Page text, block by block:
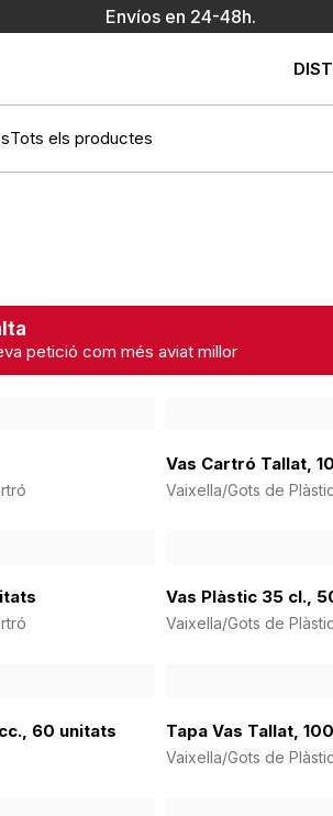
Envíos en 24-48h.
Tots els productes
petició com més aviat millor
Vas Cartró Tallat,
Vaixella/Gots de
Vas Plàstic 35 cl.,
Vaixella/Gots de
60 unitats Tapa Vas Tallat,
Vaixella/Gots de